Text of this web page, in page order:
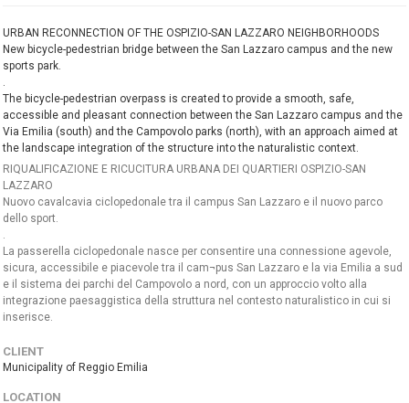
URBAN RECONNECTION OF THE OSPIZIO-SAN LAZZARO NEIGHBORHOODS
New bicycle-pedestrian bridge between the San Lazzaro campus and the new
sports park.
.
The bicycle-pedestrian overpass is created to provide a smooth, safe,
accessible and pleasant connection between the San Lazzaro campus and the
Via Emilia (south) and the Campovolo parks (north), with an approach aimed at
the landscape integration of the structure into the naturalistic context.
RIQUALIFICAZIONE E RICUCITURA URBANA DEI QUARTIERI OSPIZIO-SAN
LAZZARO
Nuovo cavalcavia ciclopedonale tra il campus San Lazzaro e il nuovo parco
dello sport.
.
La passerella ciclopedonale nasce per consentire una connessione agevole,
sicura, accessibile e piacevole tra il cam¬pus San Lazzaro e la via Emilia a sud
e il sistema dei parchi del Campovolo a nord, con un approccio volto alla
integrazione paesaggistica della struttura nel contesto naturalistico in cui si
inserisce.
CLIENT
Municipality of Reggio Emilia
LOCATION